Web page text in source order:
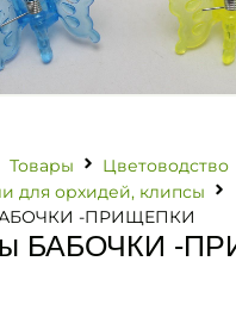
Товары
Цветоводство
для орхидей, клипсы
-ПРИЩЕПКИ
БАБОЧКИ -